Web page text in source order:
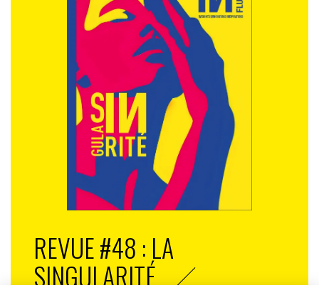
REVUE #48 : LA
SINGULARITÉ